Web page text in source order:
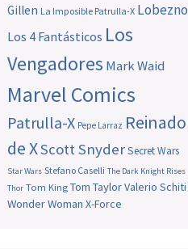
Gillen La Imposible Patrulla-X Lobezno
Los 4 Fantásticos Los
Vengadores Mark Waid
Marvel Comics
Patrulla-X Pepe Larraz Reinado
de XScott SnyderSecret Wars
Star Wars Stefano Caselli The Dark Knight Rises
Thor Tom King Tom TaylorValerio Schiti
Wonder Woman X-Force